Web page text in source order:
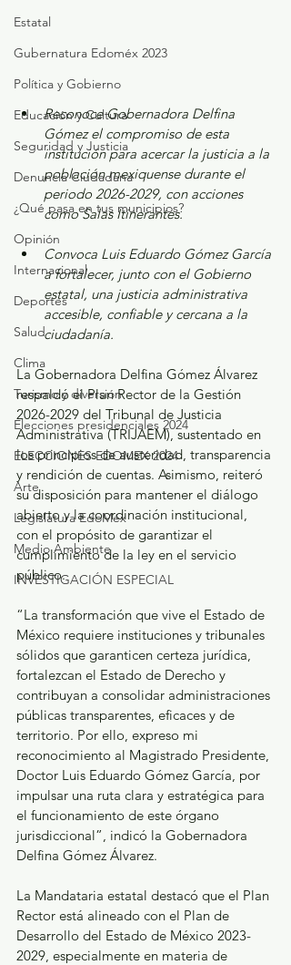
Estatal
Gubernatura Edoméx 2023
Política y Gobierno
Educación y Cultura
Seguridad y Justicia
Denuncia Ciudadana
¿Qué pasa en tus municipios?
Opinión
Internacional
Deportes
Salud
Clima
Turismo y diversión
Elecciones presidenciales 2024
ELECCIONES EDOMEX 2024
Arte
Legislatura EdoMéx
Medio Ambiente
INVESTIGACIÓN ESPECIAL
Reconoce Gobernadora Delfina
Gómez el compromiso de esta
institución para acercar la justicia a la
población mexiquense durante el
periodo 2026-2029, con acciones
como Salas Itinerantes.
Convoca Luis Eduardo Gómez García
a fortalecer, junto con el Gobierno
estatal, una justicia administrativa
accesible, confiable y cercana a la
ciudadanía.
La Gobernadora Delfina Gómez Álvarez
respaldó el Plan Rector de la Gestión
2026-2029 del Tribunal de Justicia
Administrativa (TRIJAEM), sustentado en
los principios de austeridad, transparencia
y rendición de cuentas. Asimismo, reiteró
su disposición para mantener el diálogo
abierto y la coordinación institucional,
con el propósito de garantizar el
cumplimiento de la ley en el servicio
público.
“La transformación que vive el Estado de
México requiere instituciones y tribunales
sólidos que garanticen certeza jurídica,
fortalezcan el Estado de Derecho y
contribuyan a consolidar administraciones
públicas transparentes, eficaces y de
territorio. Por ello, expreso mi
reconocimiento al Magistrado Presidente,
Doctor Luis Eduardo Gómez García, por
impulsar una ruta clara y estratégica para
el funcionamiento de este órgano
jurisdiccional”, indicó la Gobernadora
Delfina Gómez Álvarez.
La Mandataria estatal destacó que el Plan
Rector está alineado con el Plan de
Desarrollo del Estado de México 2023-
2029, especialmente en materia de